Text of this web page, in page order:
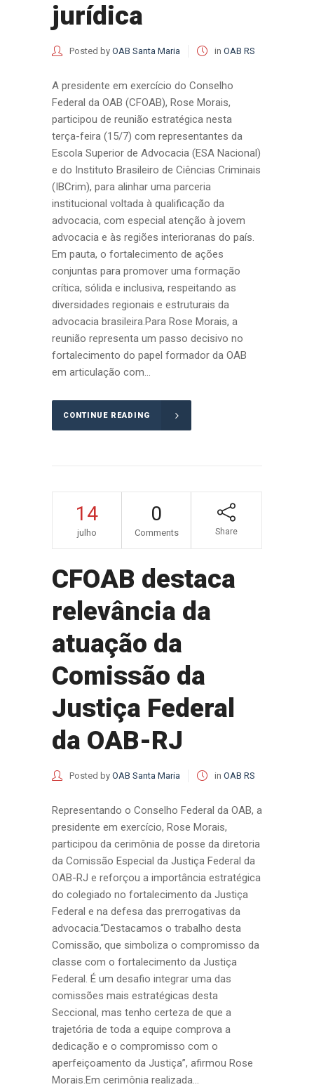
jurídica
Posted by OAB Santa Maria in OAB RS
A presidente em exercício do Conselho
Federal da OAB (CFOAB), Rose Morais,
participou de reunião estratégica nesta
terça-feira (15/7) com representantes da
Escola Superior de Advocacia (ESA Nacional)
e do Instituto Brasileiro de Ciências Criminais
(IBCrim), para alinhar uma parceria
institucional voltada à qualificação da
advocacia, com especial atenção à jovem
advocacia e às regiões interioranas do país.
Em pauta, o fortalecimento de ações
conjuntas para promover uma formação
crítica, sólida e inclusiva, respeitando as
diversidades regionais e estruturais da
advocacia brasileira.Para Rose Morais, a
reunião representa um passo decisivo no
fortalecimento do papel formador da OAB
em articulação com...
CONTINUE READING
14
julho
0
Comments Share
CFOAB destaca
relevância da
atuação da
Comissão da
Justiça Federal
da OAB-RJ
Posted by OAB Santa Maria in OAB RS
Representando o Conselho Federal da OAB, a
presidente em exercício, Rose Morais,
participou da cerimônia de posse da diretoria
da Comissão Especial da Justiça Federal da
OAB-RJ e reforçou a importância estratégica
do colegiado no fortalecimento da Justiça
Federal e na defesa das prerrogativas da
advocacia.“Destacamos o trabalho desta
Comissão, que simboliza o compromisso da
classe com o fortalecimento da Justiça
Federal. É um desafio integrar uma das
comissões mais estratégicas desta
Seccional, mas tenho certeza de que a
trajetória de toda a equipe comprova a
dedicação e o compromisso com o
aperfeiçoamento da Justiça”, afirmou Rose
Morais.Em cerimônia realizada...